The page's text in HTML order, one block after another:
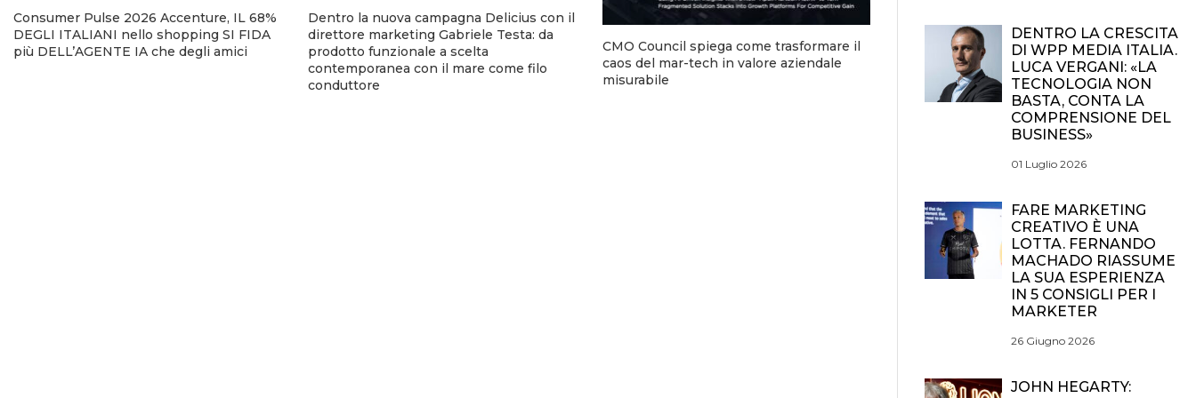
Consumer Pulse 2026 Accenture, IL 68%
DEGLI ITALIANI nello shopping SI FIDA
più DELL’AGENTE IA che degli amici
Dentro la nuova campagna Delicius con il
direttore marketing Gabriele Testa: da
prodotto funzionale a scelta
contemporanea con il mare come filo
conduttore
CMO Council spiega come trasformare il
caos del mar-tech in valore aziendale
misurabile
DENTRO LA CRESCITA
DI WPP MEDIA ITALIA.
LUCA VERGANI: «LA
TECNOLOGIA NON
BASTA, CONTA LA
COMPRENSIONE DEL
BUSINESS»
01 Luglio 2026
FARE MARKETING
CREATIVO È UNA
LOTTA. FERNANDO
MACHADO RIASSUME
LA SUA ESPERIENZA
IN 5 CONSIGLI PER I
MARKETER
26 Giugno 2026
JOHN HEGARTY: